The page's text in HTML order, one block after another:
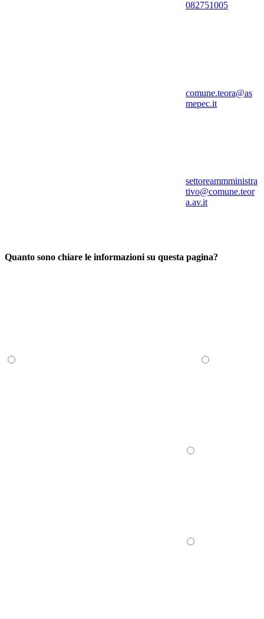
082751005
comune.teora@as
mepec.it
settoreammministra
tivo@comune.teor
a.av.it
Quanto sono chiare le informazioni su questa pagina?